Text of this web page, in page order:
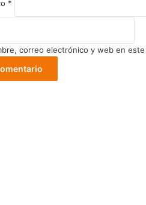
*
correo electrónico y web en